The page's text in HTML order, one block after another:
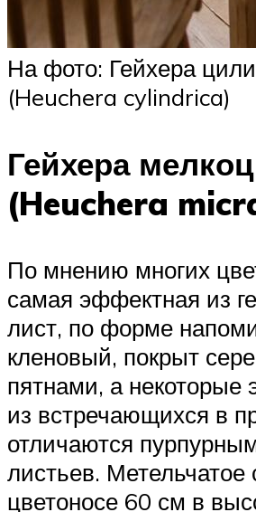
На фото: Гейхера
(Heuchera cylindrica)
Гейхера
(Heuchera
По мнению многих
самая эффектная из
лист, по форме
кленовый, покрыт
пятнами, а некоторые
из встречающихся в
отличаются
листьев. Метельчатое
цветоносе 60 см в